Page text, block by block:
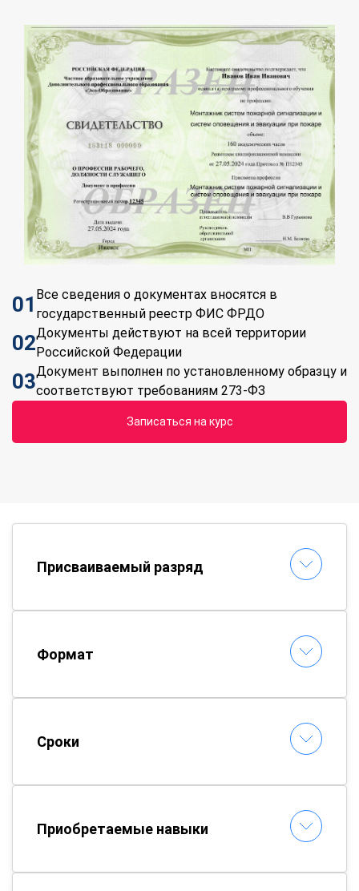
01 Все сведения о документах вносятся в
государственный реестр ФИС ФРДО
02Документы действуют на всей территории
Российской Федерации
03Документ выполнен по установленному образцу и
соответствуют требованиям 273-ФЗ
Записаться на курс
Присваиваемый разряд
Формат
Сроки
Приобретаемые навыки